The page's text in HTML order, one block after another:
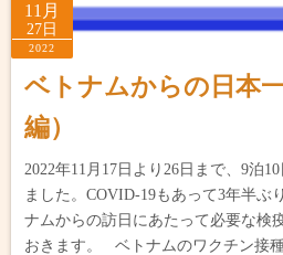
11月
27日
2022
ベトナムからの日本
編）
2022年11月17日より26日まで、9泊
ました。COVID-19もあって3年半ぶ
ナムからの訪日にあたって必要な検
おきます。 ベトナムのワクチン接